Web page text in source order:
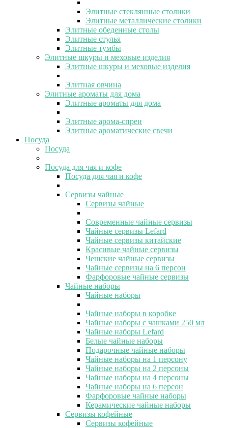
Элитные стеклянные столики
Элитные металлические столики
Элитные обеденные столы
Элитные стулья
Элитные тумбы
Элитные шкуры и меховые изделия
Элитные шкуры и меховые изделия
Элитная овчина
Элитные ароматы для дома
Элитные ароматы для дома
Элитные арома-спреи
Элитные ароматические свечи
Посуда
Посуда
Посуда для чая и кофе
Посуда для чая и кофе
Сервизы чайные
Сервизы чайные
Современные чайные сервизы
Чайные сервизы Lefard
Чайные сервизы китайские
Красивые чайные сервизы
Чешские чайные сервизы
Чайные сервизы на 6 персон
Фарфоровые чайные сервизы
Чайные наборы
Чайные наборы
Чайные наборы в коробке
Чайные наборы с чашками 250 мл
Чайные наборы Lefard
Белые чайные наборы
Подарочные чайные наборы
Чайные наборы на 1 персону
Чайные наборы на 2 персоны
Чайные наборы на 4 персоны
Чайные наборы на 6 персон
Фарфоровые чайные наборы
Керамические чайные наборы
Сервизы кофейные
Сервизы кофейные